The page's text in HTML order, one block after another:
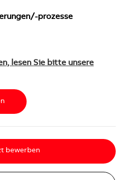
prozesse
lesen Sie bitte unsere
bewerben